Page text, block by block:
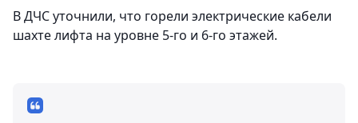
В ДЧС уточнили, что горели электрические кабели
шахте лифта на уровне 5-го и 6-го этажей.